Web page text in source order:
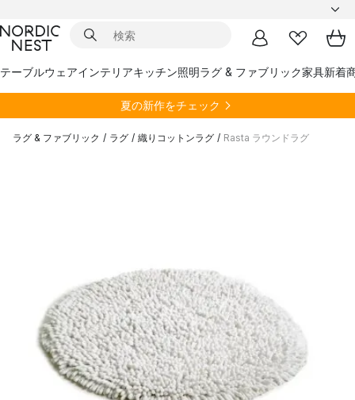
テーブルウェアインテリアキッチン照明ラグ & ファブリック家具新着
夏の新作をチェック
ラグ & ファブリック / ラグ / 織りコットンラグ / Rasta ラウンドラグ